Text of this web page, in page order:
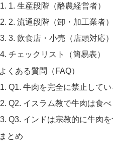
1. 生産段階（酪農経営者）
2. 流通段階（卸・加工業者）
3. 飲食店・小売（店頭対応）
チェックリスト（簡易表）
よくある質問（FAQ）
Q1. 牛肉を完全に禁止して
Q2. イスラム教で牛肉は食べ
Q3. インドは宗教的に牛肉
まとめ